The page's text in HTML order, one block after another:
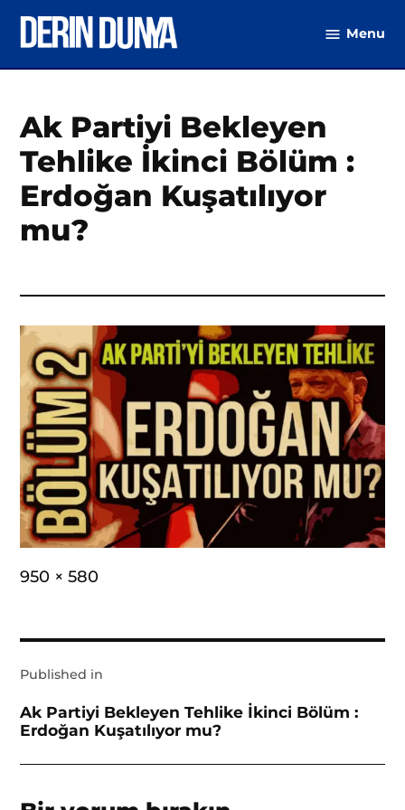
Menu
Ak Partiyi Bekleyen
Tehlike İkinci Bölüm :
Erdoğan Kuşatılıyor
mu?
Full
950 × 580
gezinmesi
Published in
Ak Partiyi Bekleyen Tehlike İkinci Bölüm :
Erdoğan Kuşatılıyor mu?